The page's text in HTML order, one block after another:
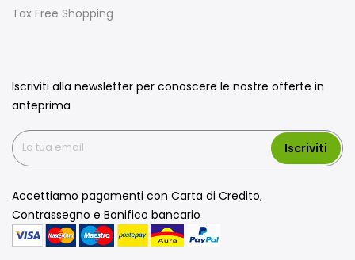
Tax Free Shopping
Iscriviti alla newsletter per conoscere le nostre offerte in
anteprima
Iscriviti
Accettiamo pagamenti con Carta di Credito,
Contrassegno e Bonifico bancario